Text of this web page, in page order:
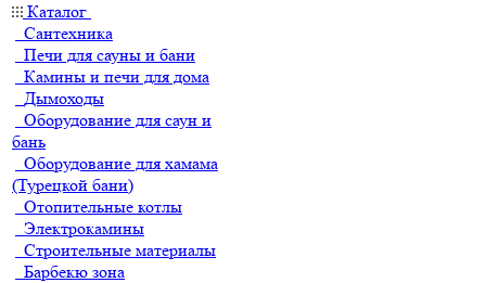
Каталог
Сантехника
Печи для сауны и бани
Камины и печи для дома
Дымоходы
Оборудование для саун и
бань
Оборудование для хамама
(Турецкой бани)
Отопительные котлы
Электрокамины
Строительные материалы
Барбекю зона